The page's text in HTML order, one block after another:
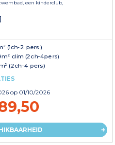
een kinderclub,
(1ch-2 pers.)
clim (2ch-4pers)
(2ch-4 pers)
op 01/10/2026